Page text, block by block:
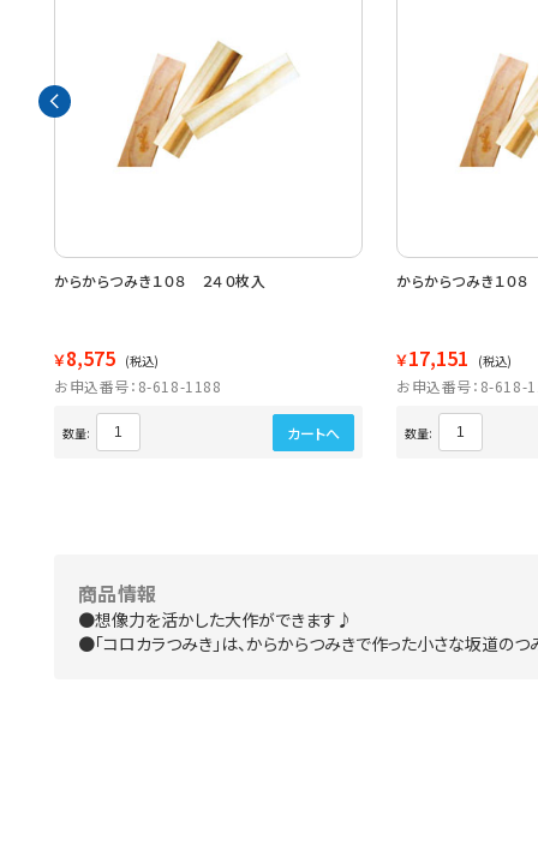
からからつみき１０８ ２４０枚入
￥8,575 (税込)
お申込番号：8-618-1188
数量: カートへ
からからつみき１０
￥17,151 (税込)
お申込番号：8-618-
数量:
商品情報
●想像力を活かした大作ができます♪
●「コロカラつみき」は、からからつみきで作った小さな坂道の